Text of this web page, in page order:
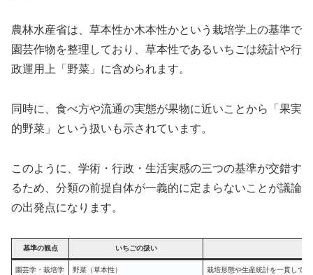
農林水産省は、草本性か木本性かという栽培学上の基準で
園芸作物を整理しており、草本性であるいちごは統計や行
政運用上「野菜」に含められます。
同時に、食べ方や流通の実態が果物に近いことから「果実
的野菜」という扱いも示されています。
このように、学術・行政・生活実感の三つの基準が交錯す
るため、分類の前提自体が一義的に定まらないことが議論
の出発点になります。
基準の観点 いちごの扱い
園芸学・栽培学 野菜（草本性） 栽培形態や生産統計を一貫して